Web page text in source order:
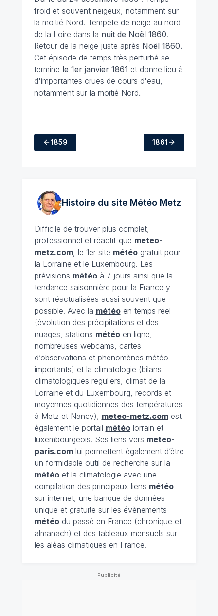
froid et souvent neigeux, notamment sur
la moitié Nord. Tempête de neige au nord
de la Loire dans la nuit de Noël 1860.
Retour de la neige juste après Noël 1860.
Cet épisode de temps très perturbé se
termine le 1er janvier 1861 et donne lieu à
d'importantes crues de cours d'eau,
notamment sur la moitié Nord.
1859 1861
Histoire du site MétéoMetz
Difficile de trouver plus complet,
professionnel et réactif que meteo-
metz.com, le 1er site météogratuit pour
la Lorraine et le Luxembourg. Les
prévisions météoà 7 jours ainsi que la
tendance saisonnière pour la France y
sont réactualisées aussi souvent que
possible. Avec la météoen temps réel
(évolution des précipitations et des
nuages, stations météoen ligne,
nombreuses webcams, cartes
d’observations et phénomènes météo
importants) et la climatologie (bilans
climatologiques réguliers, climat de la
Lorraine et du Luxembourg, records et
moyennes quotidiennes des températures
à Metz et Nancy), meteo-metz.comest
également le portail météolorrain et
luxembourgeois. Ses liens vers meteo-
paris.comlui permettent également d’être
un formidable outil de recherche sur la
météoet la climatologie avec une
compilation des principaux liens météo
sur internet, une banque de données
unique et gratuite sur les évènements
météodu passé en France (chronique et
almanach) et des tableaux mensuels sur
les aléas climatiques en France.